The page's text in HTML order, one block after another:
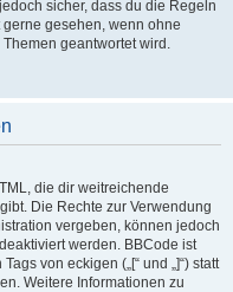
sicher, dass du die Regeln
gesehen, wenn ohne
geantwortet wird.
die dir weitreichende
Die Rechte zur Verwendung
vergeben, können jedoch
werden. BBCode ist
von eckigen („[“ und „]“) statt
Weitere Informationen zu